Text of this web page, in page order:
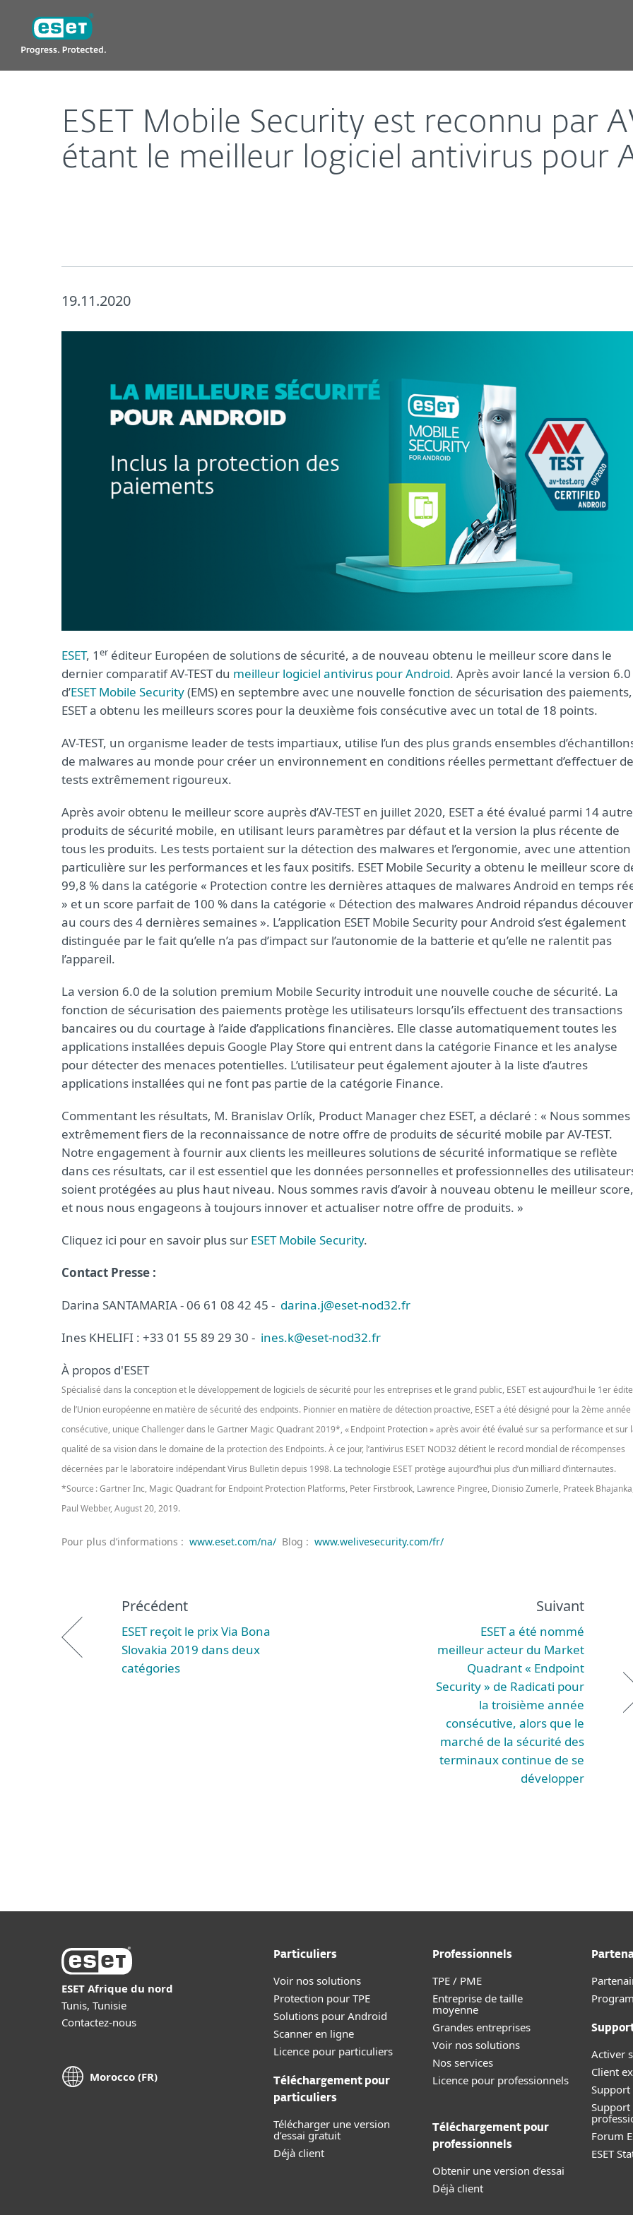
ESET Mobile Security est reconnu par
étant le meilleur logiciel antivirus pour
19.11.2020
ESET, 1 er éditeur Européen de solutions de sécurité, a de nouveau obtenu le meilleur score dans le
dernier comparatif AV-TEST du meilleur logiciel antivirus pour Android. Après avoir lancé la version 6.0
d’ESET Mobile Security(EMS) en septembre avec une nouvelle fonction de sécurisation des paiements,
ESET a obtenu les meilleurs scores pour la deuxième fois consécutive avec un total de 18 points.
AV-TEST, un organisme leader de tests impartiaux, utilise l’un des plus grands ensembles
de malwares au monde pour créer un environnement en conditions réelles permettant d’effectuer
tests extrêmement rigoureux.
Après avoir obtenu le meilleur score auprès d’AV-TEST en juillet 2020, ESET a été évalué parmi 14
produits de sécurité mobile, en utilisant leurs paramètres par défaut et la version la plus récente de
tous les produits. Les tests portaient sur la détection des malwares et l’ergonomie, avec une attention
particulière sur les performances et les faux positifs. ESET Mobile Security a obtenu le meilleur score
99,8 % dans la catégorie « Protection contre les dernières attaques de malwares Android en temps
» et un score parfait de 100 % dans la catégorie « Détection des malwares Android répandus
au cours des 4 dernières semaines ». L’application ESET Mobile Security pour Android s’est également
distinguée par le fait qu’elle n’a pas d’impact sur l’autonomie de la batterie et qu’elle ne ralentit pas
l’appareil.
La version 6.0 de la solution premium Mobile Security introduit une nouvelle couche de sécurité. La
fonction de sécurisation des paiements protège les utilisateurs lorsqu’ils effectuent des transactions
bancaires ou du courtage à l’aide d’applications financières. Elle classe automatiquement toutes les
applications installées depuis Google Play Store qui entrent dans la catégorie Finance et les analyse
pour détecter des menaces potentielles. L’utilisateur peut également ajouter à la liste d’autres
applications installées qui ne font pas partie de la catégorie Finance.
Commentant les résultats, M. Branislav Orlík, Product Manager chez ESET, a déclaré : « Nous sommes
extrêmement fiers de la reconnaissance de notre offre de produits de sécurité mobile par AV-TEST.
Notre engagement à fournir aux clients les meilleures solutions de sécurité informatique se reflète
dans ces résultats, car il est essentiel que les données personnelles et professionnelles des
soient protégées au plus haut niveau. Nous sommes ravis d’avoir à nouveau obtenu le meilleur score,
et nous nous engageons à toujours innover et actualiser notre offre de produits. »
Cliquez ici pour en savoir plus sur ESET Mobile Security.
Contact Presse :
Darina SANTAMARIA - 06 61 08 42 45 - darina.j@eset-nod32.fr
Ines KHELIFI : +33 01 55 89 29 30 - ines.k@eset-nod32.fr
À propos d'ESET
Spécialisé dans la conception et le développement de logiciels de sécurité pour les entreprises et le grand public, ESET est aujourd’hui le 1er
de l’Union européenne en matière de sécurité des endpoints. Pionnier en matière de détection proactive, ESET a été désigné pour la 2ème année
consécutive, unique Challenger dans le Gartner Magic Quadrant 2019*, « Endpoint Protection » après avoir été évalué sur sa performance et sur
qualité de sa vision dans le domaine de la protection des Endpoints. À ce jour, l’antivirus ESET NOD32 détient le record mondial de récompenses
décernées par le laboratoire indépendant Virus Bulletin depuis 1998. La technologie ESET protège aujourd’hui plus d’un milliard d’internautes.
*Source : Gartner Inc, Magic Quadrant for Endpoint Protection Platforms, Peter Firstbrook, Lawrence Pingree, Dionisio Zumerle, Prateek
Paul Webber, August 20, 2019.
Pour plus d’informations : www.eset.com/na/ Blog : www.welivesecurity.com/fr/
Précédent
ESET reçoit le prix Via Bona
Slovakia 2019 dans deux
catégories
Suivant
ESET a été nommé
meilleur acteur du Market
Quadrant « Endpoint
Security » de Radicati pour
la troisième année
consécutive, alors que le
marché de la sécurité des
terminaux continue de se
développer
ESET Mobile Security est reconnu par AV-TEST comme étant le meilleur logiciel antivirus pour Android.
ESET
ESET Afrique du nord
Tunis, Tunisie
Contactez-nous
Morocco (FR)
Particuliers
Voir nos solutions
Protection pour TPE
Solutions pour Android
Scanner en ligne
Licence pour particuliers
Téléchargement pour
particuliers
Télécharger une version
d’essai gratuit
Déjà client
Professionnels
TPE / PME
Entreprise de taille
moyenne
Grandes entreprises
Voir nos solutions
Nos services
Licence pour professionnels
Téléchargement pour
professionnels
Obtenir une version d’essai
Déjà client
Activer
Client
Forum
ESET